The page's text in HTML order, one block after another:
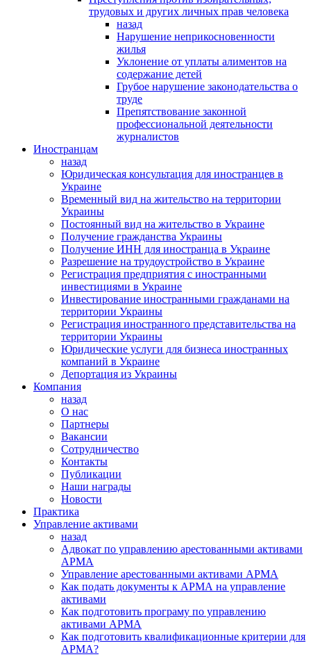
трудовых и других личных прав человека
назад
Нарушение неприкосновенности
жилья
Уклонение от уплаты алиментов на
содержание детей
Грубое нарушение законодательства о
труде
Препятствование законной
профессиональной деятельности
журналистов
Иностранцам
назад
Юридическая консультация для иностранцев в
Украине
Временный вид на жительство на территории
Украины
Постоянный вид на жительство в Украине
Получение гражданства Украины
Получение ИНН для иностранца в Украине
Разрешение на трудоустройство в Украине
Регистрация предприятия с иностранными
инвестициями в Украине
Инвестирование иностранными гражданами на
территории Украины
Регистрация иностранного представительства на
территории Украины
Юридические услуги для бизнеса иностранных
компаний в Украине
Депортация из Украины
Компания
назад
О нас
Партнеры
Вакансии
Сотрудничество
Контакты
Публикации
Наши награды
Новости
Практика
Управление активами
назад
Адвокат по управлению арестованными активами
АРМА
Управление арестованными активами АРМА
Как подать документы к АРМА на управление
активами
Как подготовить програму по управлению
активами АРМА
Как подготовить квалификационные критерии для
АРМА?